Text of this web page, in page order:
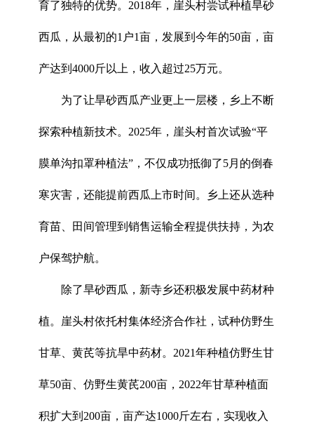
育了独特的优势。2018年，崖头村尝试种植旱砂
西瓜，从最初的1户1亩，发展到今年的50亩，亩
产达到4000斤以上，收入超过25万元。
为了让旱砂西瓜产业更上一层楼，乡上不断
探索种植新技术。2025年，崖头村首次试验“平
膜单沟扣罩种植法”，不仅成功抵御了5月的倒春
寒灾害，还能提前西瓜上市时间。乡上还从选种
育苗、田间管理到销售运输全程提供扶持，为农
户保驾护航。
除了旱砂西瓜，新寺乡还积极发展中药材种
植。崖头村依托村集体经济合作社，试种仿野生
甘草、黄芪等抗旱中药材。2021年种植仿野生甘
草50亩、仿野生黄芪200亩，2022年甘草种植面
积扩大到200亩，亩产达1000斤左右，实现收入